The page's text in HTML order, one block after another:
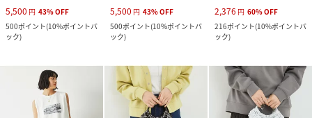
5,500 円 43%OFF
500ポイント(10%ポイントバ
ック)
5,500 円 43%OFF
500ポイント(10%ポイントバ
ック)
2,376 円 60%OFF
216ポイント(10%ポイントバ
ック)